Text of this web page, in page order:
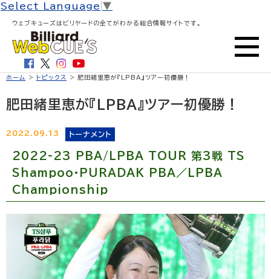
Select Language ▼
ウェブキューズはビリヤードの全てがわかる総合情報サイトです。
ホーム > トピックス > 肥田緒里恵が『LPBA』ツアー初優勝！
肥田緒里恵が『LPBA』ツアー初優勝！
2022.09.13 トーナメント
2022-23 PBA/LPBA TOUR 第3戦 TS
Shampoo·PURADAK PBA／LPBA
Championship